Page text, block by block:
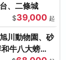
、二條城
$39,000 起
川動物園、砂
牛八大螃